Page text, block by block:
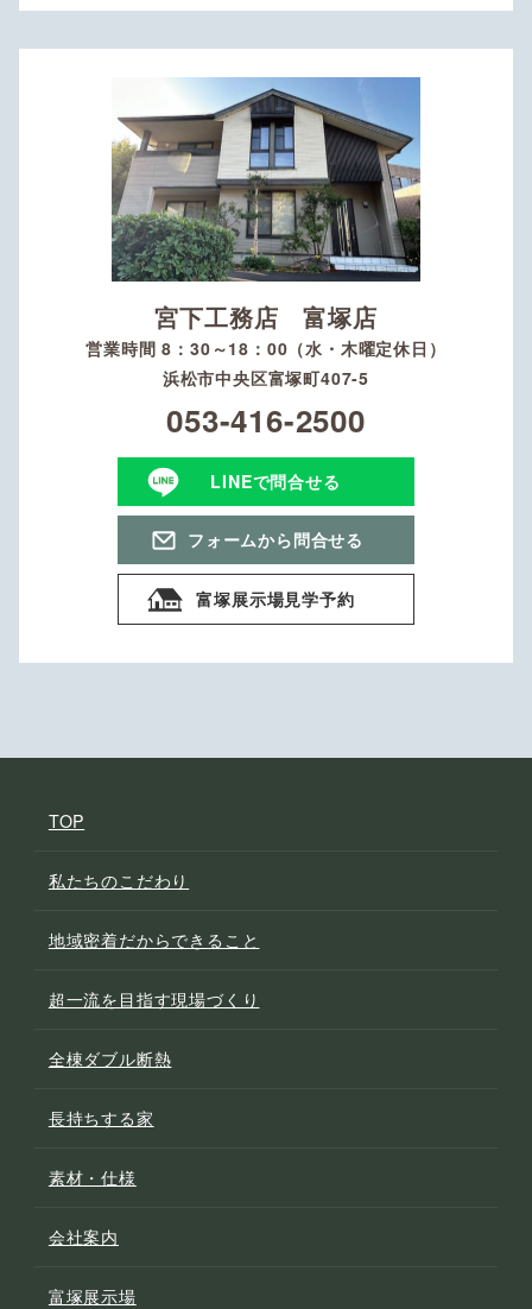
宮下工務店 富塚店
営業時間 8：30～18：00（水・木曜定休日）
浜松市中央区富塚町407-5
053-416-2500
LINEで問合せる
フォームから問合せる
富塚展示場見学予約
TOP
私たちのこだわり
地域密着だからできること
超一流を目指す現場づくり
全棟ダブル断熱
長持ちする家
素材・仕様
会社案内
富塚展示場